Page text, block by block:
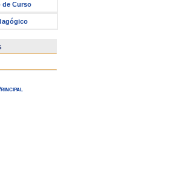
de Curso